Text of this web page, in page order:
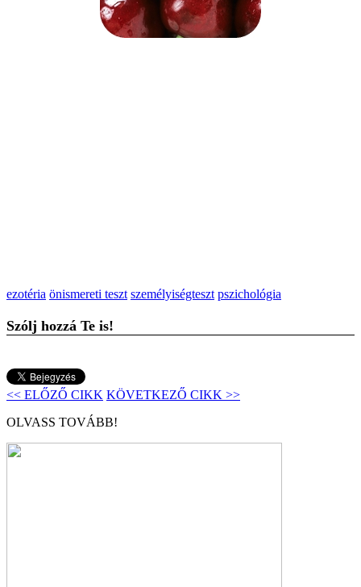
ezotéria önismereti teszt személyiségteszt pszichológia
Szólj hozzá Te is!
<< ELŐZŐ CIKK KÖVETKEZŐ CIKK >>
OLVASS TOVÁBB!